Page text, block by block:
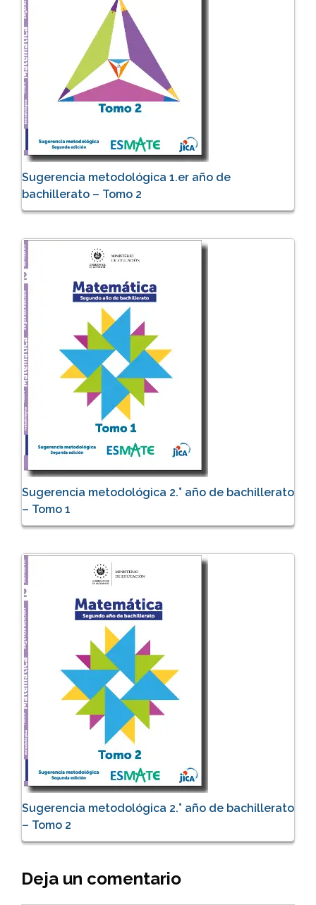
Sugerencia metodológica 1.er año de
bachillerato – Tomo 2
Sugerencia metodológica 2.° año de bachillerato
– Tomo 1
Sugerencia metodológica 2.° año de bachillerato
– Tomo 2
Deja un comentario